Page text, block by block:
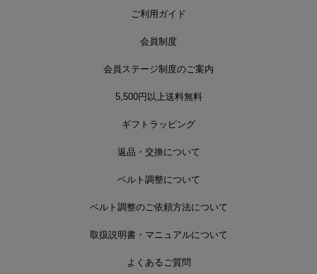
ご利用ガイド
会員制度
会員ステージ制度のご案内
5,500円以上送料無料
ギフトラッピング
返品・交換について
ベルト調整について
ベルト調整のご依頼方法について
取扱説明書・マニュアルについて
よくあるご質問